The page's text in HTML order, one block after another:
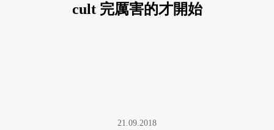
cult 完厲害的才開始
21.09.2018